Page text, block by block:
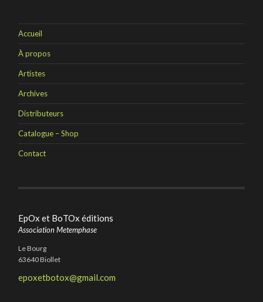
Accueil
À propos
Artistes
Archives
Distributeurs
Catalogue – Shop
Contact
EpOx et BoTOx éditions
Association Metemphase
Le Bourg
63640 Biollet
epoxetbotox@gmail.com